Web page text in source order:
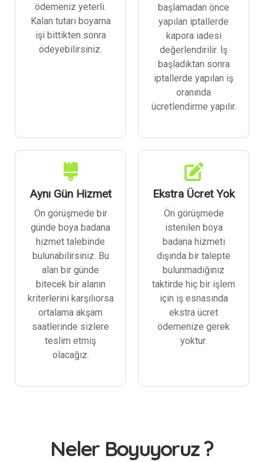
ödemeniz yeterli.
Kalan tutarı boyama
işi bittikten sonra
ödeyebilirsiniz.
başlamadan önce
yapılan iptallerde
kapora iadesi
değerlendirilir. İş
başladıktan sonra
iptallerde yapılan iş
oranında
ücretlendirme yapılır.
Aynı Gün Hizmet
Ön görüşmede bir
günde boya badana
hizmet talebinde
bulunabilirsiniz. Bu
alan bir günde
bitecek bir alanın
kriterlerini karşılıorsa
ortalama akşam
saatlerinde sizlere
teslim etmiş
olacağız.
Ekstra Ücret Yok
Ön görüşmede
istenilen boya
badana hizmeti
dışında bir talepte
bulunmadığınız
taktirde hiç bir işlem
için iş esnasında
ekstra ücret
ödemenize gerek
yoktur.
Neler Boyuyoruz ?